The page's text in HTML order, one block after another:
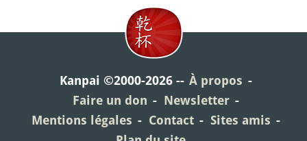
Kanpai ©2000-2026
À propos
Faire un don
Newsletter
Mentions légales
Contact
Sites amis